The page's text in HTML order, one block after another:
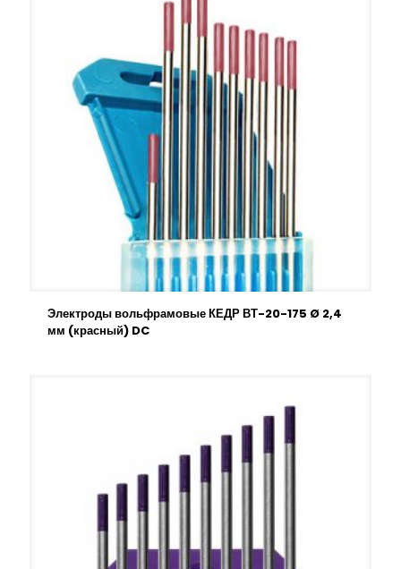
Электроды вольфрамовые КЕДР ВТ-20-175 Ø 2,4
мм (красный) DC